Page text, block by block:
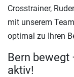
Crosstrainer,
mit unserem
optimal zu Ihren
Bern bewegt
aktiv!